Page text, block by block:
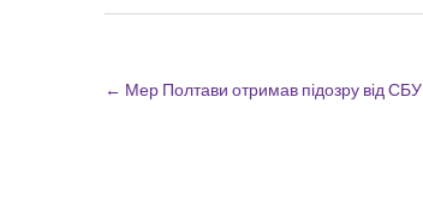
← Мер Полтави отримав підозру від СБУ